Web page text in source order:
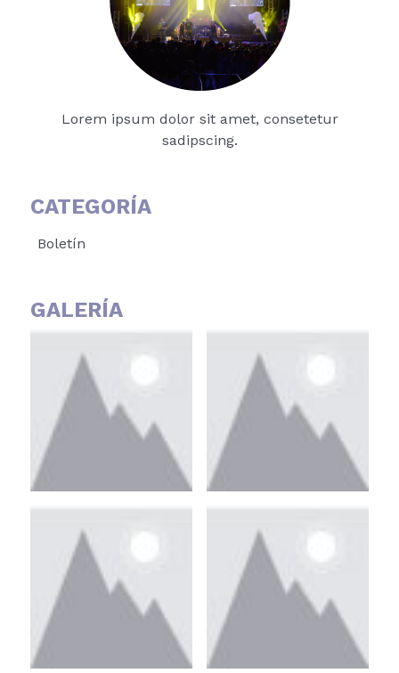
Lorem ipsum dolor sit amet, consetetur
sadipscing.
CATEGORÍA
Boletín
GALERÍA